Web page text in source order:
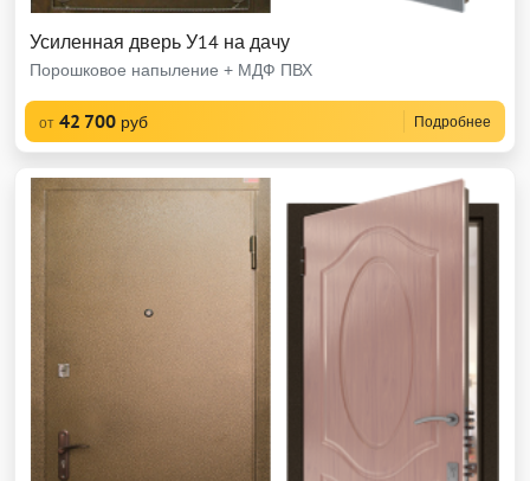
Усиленная дверь У14 на дачу
Порошковое напыление + МДФ ПВХ
от 42 700 руб Подробнее